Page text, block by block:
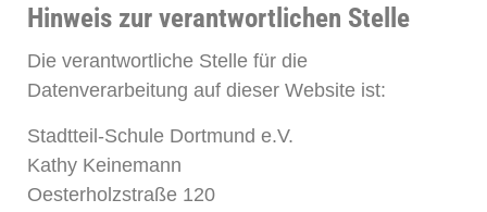
Hinweis zur verantwortlichen Stelle
Die verantwortliche Stelle für die
Datenverarbeitung auf dieser Website ist:
Stadtteil-Schule Dortmund e.V.
Kathy Keinemann
Oesterholzstraße 120